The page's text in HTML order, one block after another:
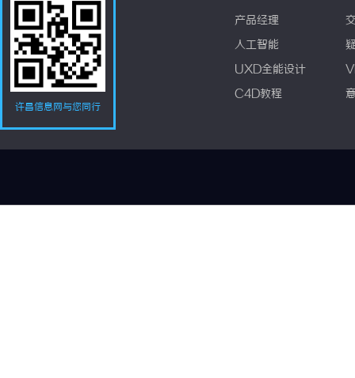
许昌信息网与您同行
产品经理
人工智能
UXD全能设计
C4D教程